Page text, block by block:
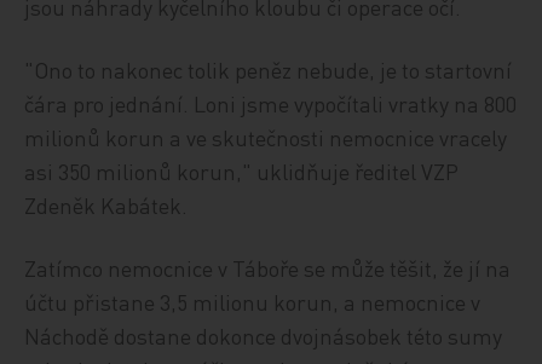
jsou náhrady kyčelního kloubu či operace očí.
"Ono to nakonec tolik peněz nebude, je to startovní
čára pro jednání. Loni jsme vypočítali vratky na 800
milionů korun a ve skutečnosti nemocnice vracely
asi 350 milionů korun," uklidňuje ředitel VZP
Zdeněk Kabátek.
Zatímco nemocnice v Táboře se může těšit, že jí na
účtu přistane 3,5 milionu korun, a nemocnice v
Náchodě dostane dokonce dvojnásobek této sumy